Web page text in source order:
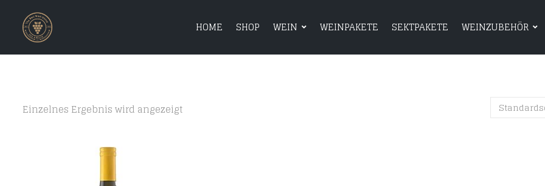
HOME SHOP WEIN WEINPAKETE SEKTPAKETE WEINZUBEHÖR
HOME SHOP WEIN WEINPAKETE
Einzelnes Ergebnis wird angezeigt